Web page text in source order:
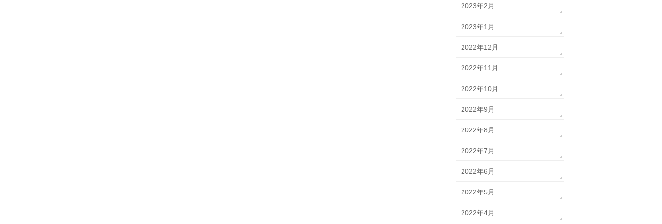
2023年2月
2023年1月
2022年12月
2022年11月
2022年10月
2022年9月
2022年8月
2022年7月
2022年6月
2022年5月
2022年4月